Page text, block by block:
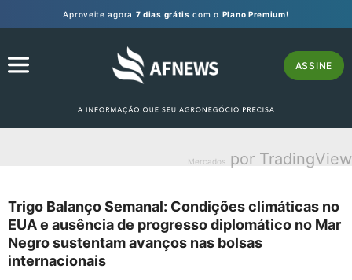
Aproveite agora 7 dias grátis com o Plano Premium!
ASSINE
Mercados por TradingView
Trigo Balanço Semanal: Condições climáticas no
EUA e ausência de progresso diplomático no Mar
Negro sustentam avanços nas bolsas
internacionais